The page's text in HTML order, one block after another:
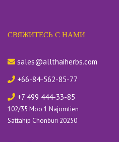
СВЯЖИТЕСЬ С НАМИ
sales@allthaiherbs.com
+66-84-562-85-77
+7 499 444-33-85
102/35 Moo 1 Najomtien
Sattahip Chonburi 20250